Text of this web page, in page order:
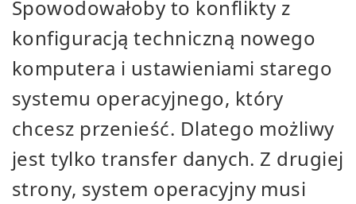
Spowodowałoby to konflikty z
konfiguracją techniczną nowego
komputera i ustawieniami starego
systemu operacyjnego, który
chcesz przenieść. Dlatego możliwy
jest tylko transfer danych. Z drugiej
strony, system operacyjny musi